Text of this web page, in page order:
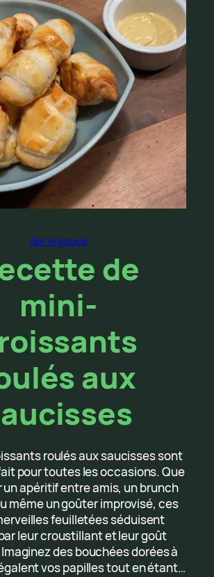
Sur le pouce
de
mini-
aux
roulés aux saucisses sont
pour toutes les occasions. Que
un apéritif entre amis, un brunch
même un goûter improvisé, ces
feuilletées séduisent
leur croustillant et leur goût
des bouchées dorées à
vos papilles tout en étant…